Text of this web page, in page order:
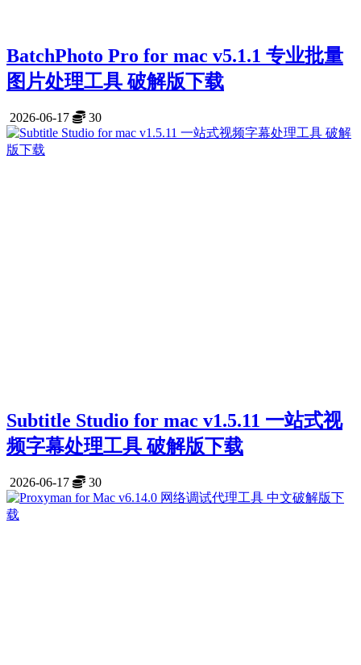
BatchPhoto Pro for mac v5.1.1 专业批量
图片处理工具 破解版下载
2026-06-17 30
Subtitle Studio for mac v1.5.11 一站式视
频字幕处理工具 破解版下载
2026-06-17 30